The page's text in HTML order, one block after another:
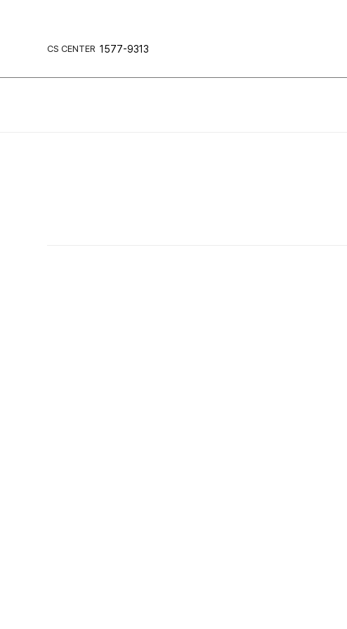
CS CENTER 1577-9313